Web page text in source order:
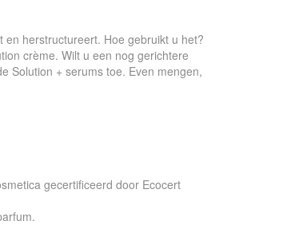
herstructureert. Hoe gebruikt u het?
crème. Wilt u een nog gerichtere
Solution + serums toe. Even mengen,
gecertificeerd door Ecocert